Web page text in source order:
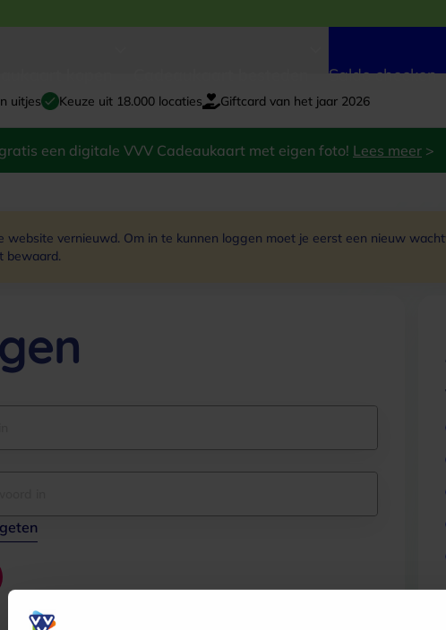
Saldo checken
uitjes Keuze uit 18.000 locaties Giftcard van het jaar 2026
een digitale VVV Cadeaukaart met eigen foto! Lees meer >
website vernieuwd. Om in te kunnen loggen moet je eerst een nieuw
bewaard.